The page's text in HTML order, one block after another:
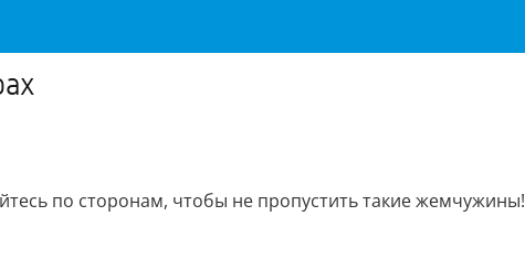
по сторонам, чтобы не пропустить такие жемчужины!